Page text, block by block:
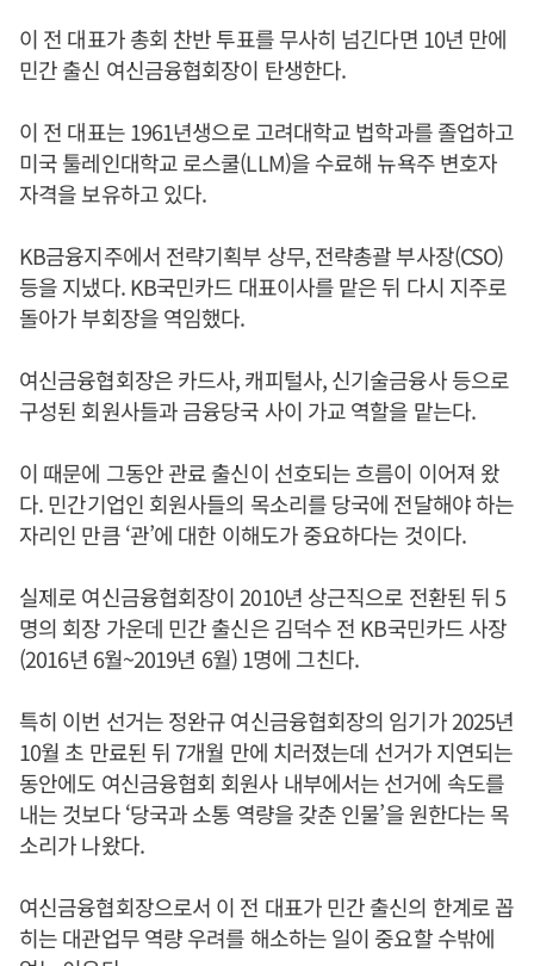
이 전 대표가 총회 찬반 투표를 무사히 넘긴다면 10년 만에
민간 출신 여신금융협회장이 탄생한다.
이 전 대표는 1961년생으로 고려대학교 법학과를 졸업하고
미국 툴레인대학교 로스쿨(LLM)을 수료해 뉴욕주 변호자
자격을 보유하고 있다.
KB금융지주에서 전략기획부 상무, 전략총괄 부사장(CSO)
등을 지냈다. KB국민카드 대표이사를 맡은 뒤 다시 지주로
돌아가 부회장을 역임했다.
여신금융협회장은 카드사, 캐피털사, 신기술금융사 등으로
구성된 회원사들과 금융당국 사이 가교 역할을 맡는다.
이 때문에 그동안 관료 출신이 선호되는 흐름이 이어져 왔
다. 민간기업인 회원사들의 목소리를 당국에 전달해야 하는
자리인 만큼 ‘관’에 대한 이해도가 중요하다는 것이다.
실제로 여신금융협회장이 2010년 상근직으로 전환된 뒤 5
명의 회장 가운데 민간 출신은 김덕수 전 KB국민카드 사장
(2016년 6월~2019년 6월) 1명에 그친다.
특히 이번 선거는 정완규 여신금융협회장의 임기가 2025년
10월 초 만료된 뒤 7개월 만에 치러졌는데 선거가 지연되는
동안에도 여신금융협회 회원사 내부에서는 선거에 속도를
내는 것보다 ‘당국과 소통 역량을 갖춘 인물’을 원한다는 목
소리가 나왔다.
여신금융협회장으로서 이 전 대표가 민간 출신의 한계로 꼽
히는 대관업무 역량 우려를 해소하는 일이 중요할 수밖에